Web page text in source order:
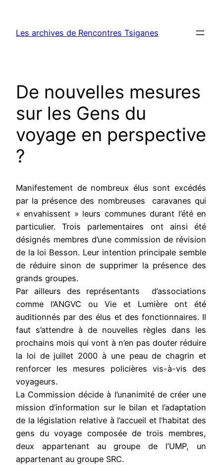
contenu
Les archives de Rencontres Tsiganes
De nouvelles mesures
sur les Gens du
voyage en perspective
?
Manifestement de nombreux élus sont excédés
par la présence des nombreuses caravanes qui
« envahissent » leurs communes durant l’été en
particulier. Trois parlementaires ont ainsi été
désignés membres d’une commission de révision
de la loi Besson. Leur intention principale semble
de réduire sinon de supprimer la présence des
grands groupes.
Par ailleurs des représentants d’associations
comme l’ANGVC ou Vie et Lumière ont été
auditionnés par des élus et des fonctionnaires. Il
faut s’attendre à de nouvelles règles dans les
prochains mois qui vont à n’en pas douter réduire
la loi de juillet 2000 à une peau de chagrin et
renforcer les mesures policières vis-à-vis des
voyageurs.
La Commission décide à l’unanimité de créer une
mission d’information sur le bilan et l’adaptation
de la législation relative à l’accueil et l’habitat des
gens du voyage composée de trois membres,
deux appartenant au groupe de l’UMP, un
appartenant au groupe SRC.